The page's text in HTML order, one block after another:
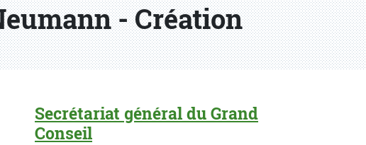
- Création
Secrétariat général du Grand
Conseil